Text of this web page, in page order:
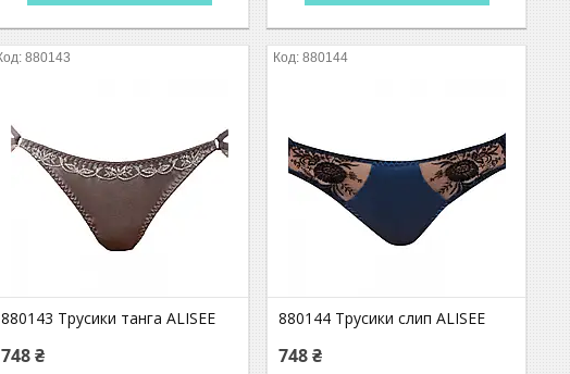
880143
880143 Трусики танга ALISEE
748 ₴
880144
880144 Трусики слип ALISEE
748 ₴